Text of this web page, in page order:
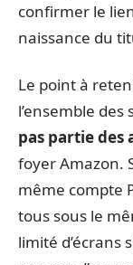
confirmer le
naissance du
Le point à
l’ensemble des
pas partie des
foyer Amazon.
même compte
tous sous le
limité d’écrans